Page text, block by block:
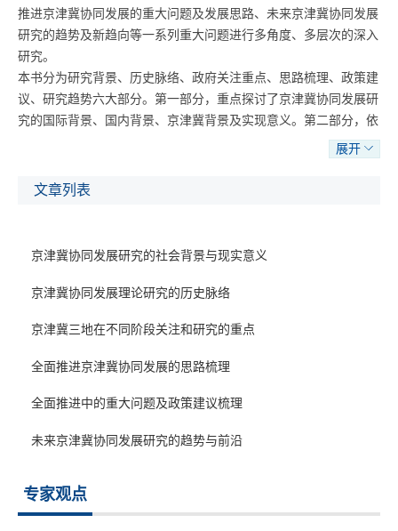
推进京津冀协同发展的重大问题及发展思路、未来京津冀协同发展
研究的趋势及新趋向等一系列重大问题进行多角度、多层次的深入
研究。
本书分为研究背景、历史脉络、政府关注重点、思路梳理、政策建
议、研究趋势六大部分。第一部分，重点探讨了京津冀协同发展研
究的国际背景、国内背景、京津冀背景及实现意义。第二部分，依
据京津冀协同发展在不同时期的文献梳理、发展背景、研究内容、
研究重点、突出问题、研究方式等，把京津冀协同发展研究划分为
五个阶段：理论探索阶段、深化研究阶段、战略研究阶段、整体谋
与梳理。第四部分，重点梳理了全面推进京津冀协同发展的战略目
协同发展的重大问题、政策建议及突破路径。第六部分，深入探讨
键领域。
展开
文章列表
京津冀协同发展研究的社会背景与现实意义
京津冀协同发展理论研究的历史脉络
京津冀三地在不同阶段关注和研究的重点
全面推进京津冀协同发展的思路梳理
全面推进中的重大问题及政策建议梳理
未来京津冀协同发展研究的趋势与前沿
专家观点